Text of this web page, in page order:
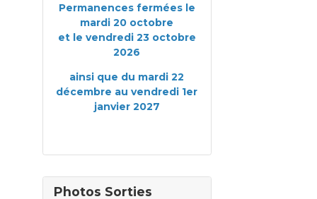
Permanences fermées le
mardi 20 octobre
et le vendredi 23 octobre
2026
ainsi que du mardi 22
décembre au vendredi 1er
janvier 2027
Photos Sorties